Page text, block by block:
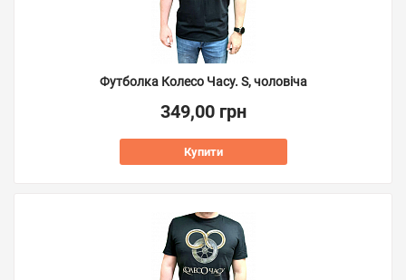
Футболка Колесо Часу. S, чоловіча
349,00 грн
Купити